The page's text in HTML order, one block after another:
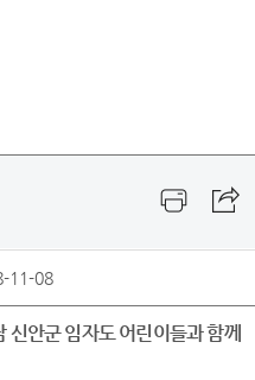
11-08
안군 임자도 어린이들과 함께